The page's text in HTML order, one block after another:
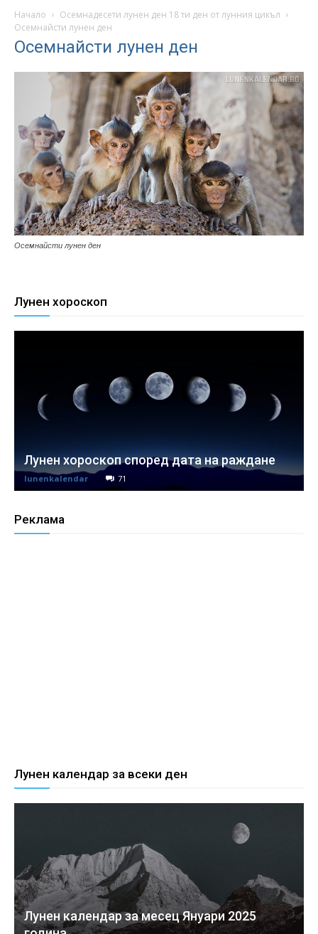
Начало
Осемнадесети лунен ден 18 ти ден от лунния цикъл
Осемнайсти лунен ден
Осемнайсти лунен ден
Осемнайсти лунен ден
Лунен хороскоп
Лунен хороскоп според дата на раждане
lunenkalendar 71
Реклама
Лунен календар за всеки ден
Лунен календар за месец Януари 2025